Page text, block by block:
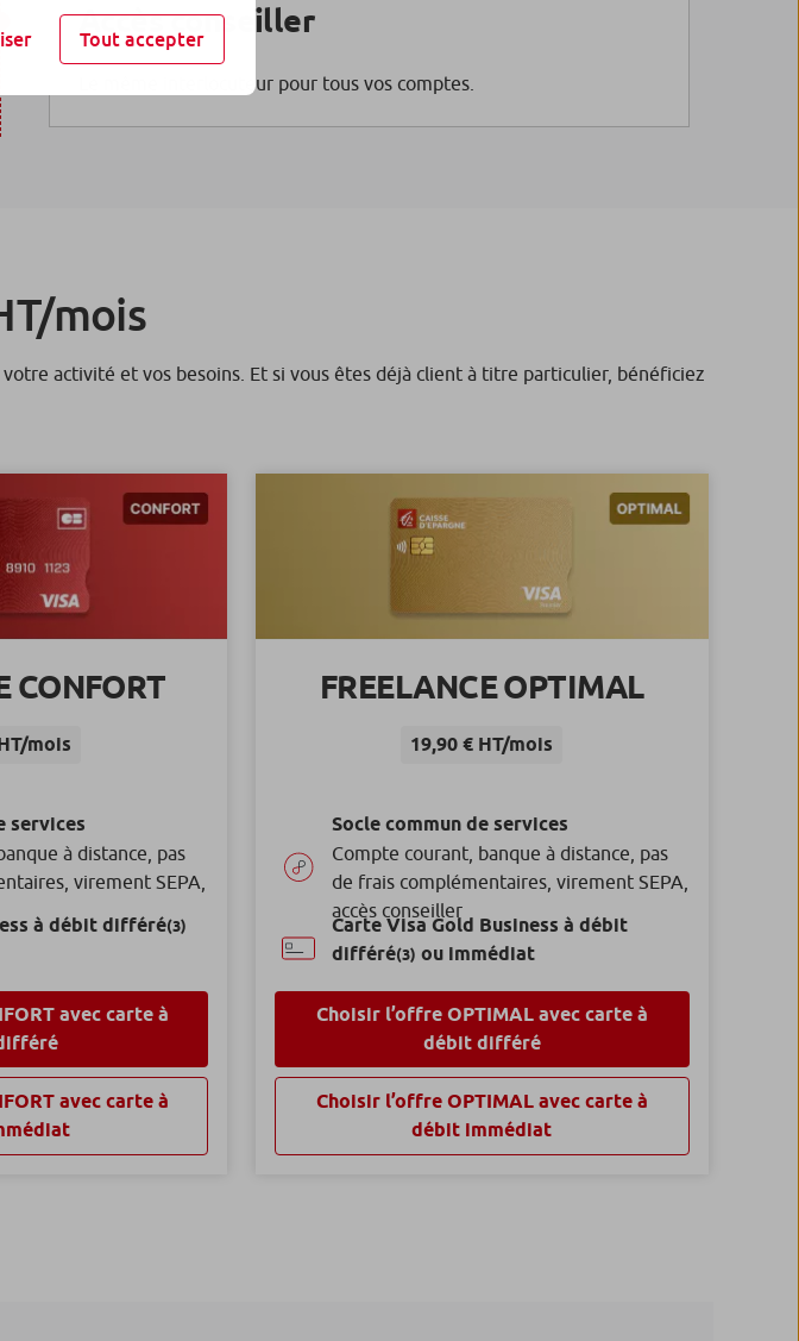
Accès conseiller
Le même interlocuteur pour tous vos comptes.
mois
activité et vos besoins. Et si vous êtes déjà client à titre particulier, bénéficiez
CONFORT
mois
services
à distance, pas
virement SEPA,
à débit différé(3)
avec carte à
avec carte à
FREELANCE OPTIMAL
19,90 € HT/mois
Socle commun de services
Compte courant, banque à distance, pas
de frais complémentaires, virement SEPA,
accès conseiller
Carte Visa Gold Business à débit
différé(3) ou immédiat
Choisir l’offre OPTIMAL avec carte à
débit différé
Choisir l’offre OPTIMAL avec carte à
débit immédiat
Tout accepter